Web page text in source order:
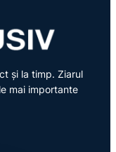
și la timp. Ziarul
mai importante